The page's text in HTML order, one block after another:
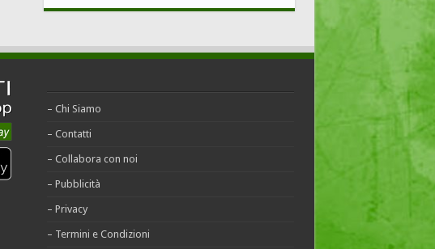
– Chi Siamo
– Contatti
– Collabora con noi
– Pubblicità
– Privacy
– Termini e Condizioni